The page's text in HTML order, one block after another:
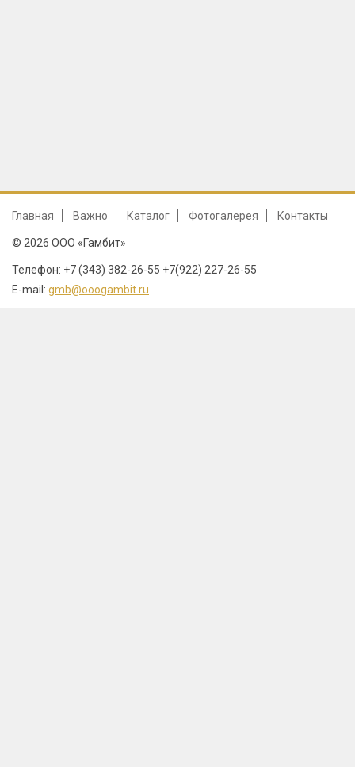
Главная Важно Каталог Фотогалерея Контакты
© 2026 ООО «Гамбит»
Телефон: +7 (343) 382-26-55 +7(922) 227-26-55
E-mail: gmb@ooogambit.ru